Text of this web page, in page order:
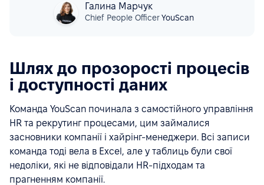
Галина Марчук
Chief People OfficerYouScan
Шлях до прозорості процесів
і доступності даних
Команда YouScan починала з самостійного управління
HR та рекрутинг процесами, цим займалися
засновники компанії і хайрінг-менеджери. Всі записи
команда тоді вела в Excel, але у таблиць були свої
недоліки, які не відповідали HR-підходам та
прагненням компанії.